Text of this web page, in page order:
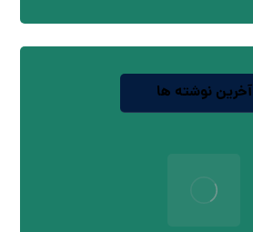
آخرین نوشته ها